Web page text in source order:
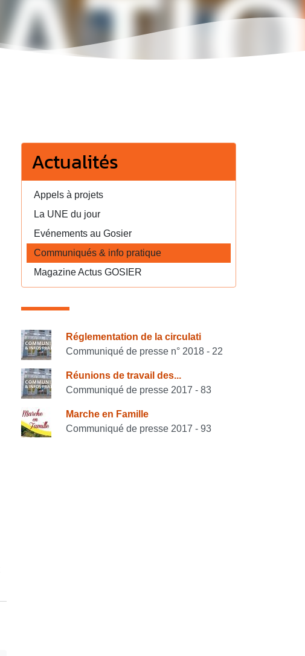
Actualités
Appels à projets
La UNE du jour
Evénements au Gosier
Communiqués & info pratique
Magazine Actus GOSIER
Consulter également
Réglementation de la circulati
Communiqué de presse n° 2018 - 22
Réunions de travail des...
Communiqué de presse 2017 - 83
Marche en Famille
Communiqué de presse 2017 - 93